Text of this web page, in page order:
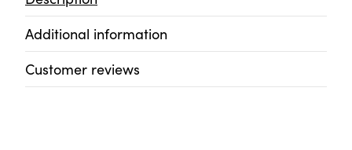
Additional information
Customer reviews